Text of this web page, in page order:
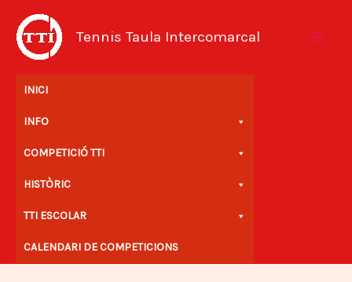
contingut
Tennis Taula Intercomarcal
INICI
INFO
COMPETICIÓ TTI
HISTÒRIC
TTI ESCOLAR
CALENDARI DE COMPETICIONS